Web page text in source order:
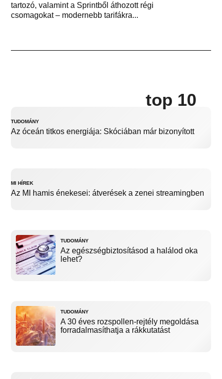
tartozó, valamint a Sprintből áthozott régi
csomagokat – modernebb tarifákra...
top 10
TUDOMÁNY
Az óceán titkos energiája: Skóciában már bizonyított
MI HÍREK
Az MI hamis énekesei: átverések a zenei streamingben
TUDOMÁNY
Az egészségbiztosításod a halálod oka
lehet?
TUDOMÁNY
A 30 éves rozspollen-rejtély megoldása
forradalmasíthatja a rákkutatást